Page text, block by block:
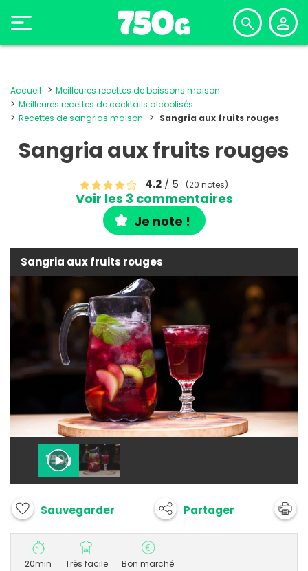
Accueil
Meilleures recettes de boissons maison
Meilleures recettes de cocktails alcoolisés
Recettes de sangrias maison
Sangria aux fruits rouges
Sangria aux fruits rouges
4.2 / 5 (20 notes)
Voir les 3 commentaires
Je note !
Sangria aux fruits rouges
Sauvegarder Partager
20min Très facile Bon marché